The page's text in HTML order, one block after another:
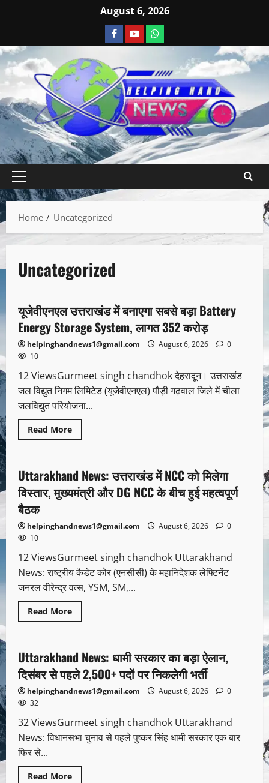
August 6, 2026
Home Uncategorized
Uncategorized
1 minute read
Uncategorized
यूजेवीएनएल उत्तराखंड में बनाएगा सबसे बड़ा Battery
Energy Storage System, लागत 352 करोड़
helpinghandnews1@gmail.com August 6, 2026
0
10
12 ViewsGurmeet singh chandhok देहरादून। उत्तराखंड
जल विद्युत निगम लिमिटेड (यूजेवीएनएल) पौड़ी गढ़वाल जिले में चीला
जलविद्युत परियोजना...
Read More
1 minute read
Uncategorized
Uttarakhand News: उत्तराखंड में NCC को मिलेगा
विस्तार, मुख्यमंत्री और DG NCC के बीच हुई महत्वपूर्ण
बैठक
helpinghandnews1@gmail.com August 6, 2026
0
10
12 ViewsGurmeet singh chandhok Uttarakhand
News: राष्ट्रीय कैडेट कोर (एनसीसी) के महानिदेशक लेफ्टिनेंट
जनरल वीरेन्द्र वत्स, YSM, SM,...
Read More
1 minute read
Uncategorized
Uttarakhand News: धामी सरकार का बड़ा ऐलान,
दिसंबर से पहले 2,500+ पदों पर निकलेगी भर्ती
helpinghandnews1@gmail.com August 6, 2026
0
32
32 ViewsGurmeet singh chandhok Uttarakhand
News: विधानसभा चुनाव से पहले पुष्कर सिंह धामी सरकार एक बार
फिर से...
Read More